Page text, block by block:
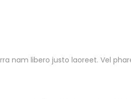
nam libero justo laoreet. Vel